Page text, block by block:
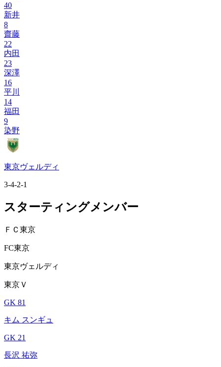
40
新井
8
齋藤
22
内田
23
深澤
16
平川
14
福田
9
染野
東京ヴェルディ
3-4-2-1
スターティングメンバー
ＦＣ東京
FC東京
東京ヴェルディ
東京Ｖ
GK 81
キム スンギュ
GK 21
長沢 祐弥